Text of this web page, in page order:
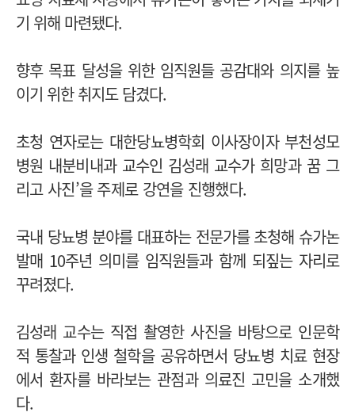
기 위해 마련됐다.
향후 목표 달성을 위한 임직원들 공감대와 의지를 높
이기 위한 취지도 담겼다.
초청 연자로는 대한당뇨병학회 이사장이자 부천성모
병원 내분비내과 교수인 김성래 교수가 희망과 꿈 그
리고 사진’을 주제로 강연을 진행했다.
국내 당뇨병 분야를 대표하는 전문가를 초청해 슈가논
발매 10주년 의미를 임직원들과 함께 되짚는 자리로
꾸려졌다.
김성래 교수는 직접 촬영한 사진을 바탕으로 인문학
적 통찰과 인생 철학을 공유하면서 당뇨병 치료 현장
에서 환자를 바라보는 관점과 의료진 고민을 소개했
다.